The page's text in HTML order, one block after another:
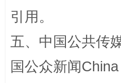
扯下公款旅游的“隐身衣”
引用。
五、中国公共传
国公众新闻